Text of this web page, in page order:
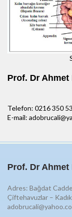
Prof. Dr Ahmet
Telefon: 0216 350
E-mail:
Prof. Dr Ahmet
Adres: Bağdat
Çiftehavuzlar –